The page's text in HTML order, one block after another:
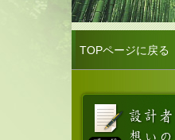
TOPページに戻る